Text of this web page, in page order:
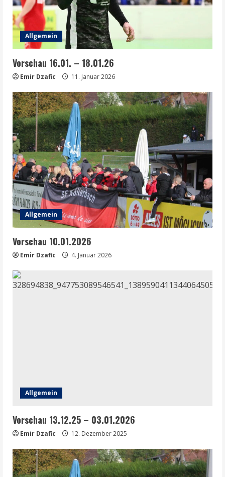
Allgemein
Vorschau 16.01. – 18.01.26
Emir Dzafic 11. Januar 2026
Allgemein
Vorschau 10.01.2026
Emir Dzafic 4. Januar 2026
Allgemein
Vorschau 13.12.25 – 03.01.2026
Emir Dzafic 12. Dezember 2025